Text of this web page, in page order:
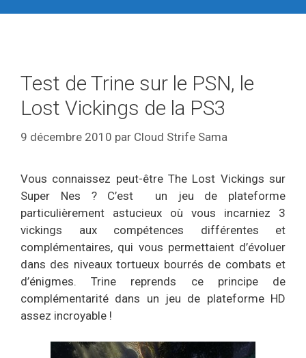
Test de Trine sur le PSN, le
Lost Vickings de la PS3
9 décembre 2010 par Cloud Strife Sama
Vous connaissez peut-être The Lost Vickings sur
Super Nes ? C’est un jeu de plateforme
particulièrement astucieux où vous incarniez 3
vickings aux compétences différentes et
complémentaires, qui vous permettaient d’évoluer
dans des niveaux tortueux bourrés de combats et
d’énigmes. Trine reprends ce principe de
complémentarité dans un jeu de plateforme HD
assez incroyable !